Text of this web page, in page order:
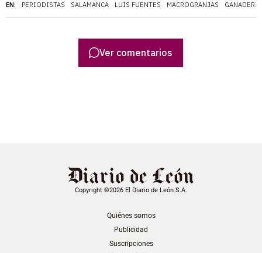
EN: PERIODISTAS SALAMANCA LUIS FUENTES MACROGRANJAS GANADERÍA
Ver comentarios
Copyright ©2026 El Diario de León S.A.
Quiénes somos
Publicidad
Suscripciones